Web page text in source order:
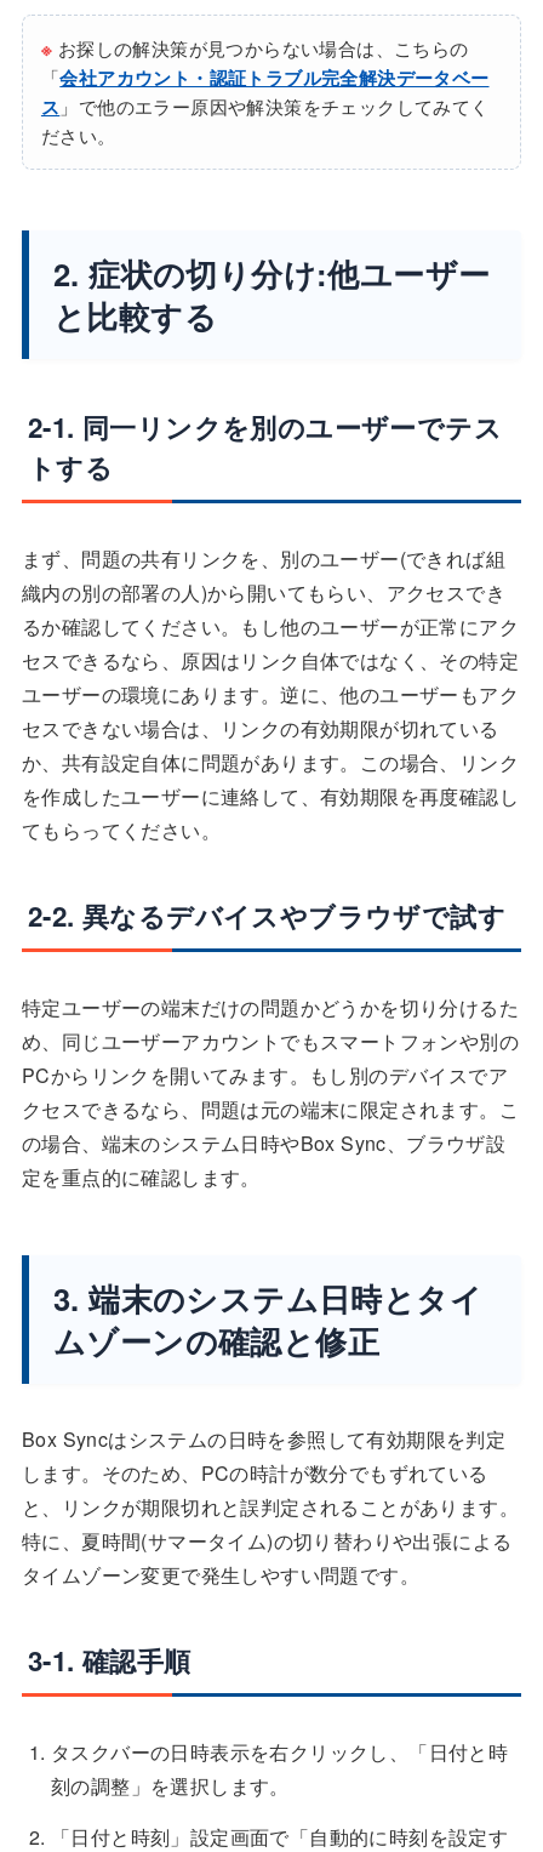
※ お探しの解決策が見つからない場合は、こちらの
「会社アカウント・認証トラブル完全解決データベー
ス 」で他のエラー原因や解決策をチェックしてみてく
ださい。
2. 症状の切り分け:他ユーザー
と比較する
2-1. 同一リンクを別のユーザーでテス
トする
まず、問題の共有リンクを、別のユーザー(できれば組
織内の別の部署の人)から開いてもらい、アクセスでき
るか確認してください。もし他のユーザーが正常にアク
セスできるなら、原因はリンク自体ではなく、その特定
ユーザーの環境にあります。逆に、他のユーザーもアク
セスできない場合は、リンクの有効期限が切れている
か、共有設定自体に問題があります。この場合、リンク
を作成したユーザーに連絡して、有効期限を再度確認し
てもらってください。
2-2. 異なるデバイスやブラウザで試す
特定ユーザーの端末だけの問題かどうかを切り分けるた
め、同じユーザーアカウントでもスマートフォンや別の
PCからリンクを開いてみます。もし別のデバイスでア
クセスできるなら、問題は元の端末に限定されます。こ
の場合、端末のシステム日時やBox Sync、ブラウザ設
定を重点的に確認します。
3. 端末のシステム日時とタイ
ムゾーンの確認と修正
Box Syncはシステムの日時を参照して有効期限を判定
します。そのため、PCの時計が数分でもずれている
と、リンクが期限切れと誤判定されることがあります。
特に、夏時間(サマータイム)の切り替わりや出張による
タイムゾーン変更で発生しやすい問題です。
3-1. 確認手順
タスクバーの日時表示を右クリックし、「日付と時
刻の調整」を選択します。
「日付と時刻」設定画面で「自動的に時刻を設定す